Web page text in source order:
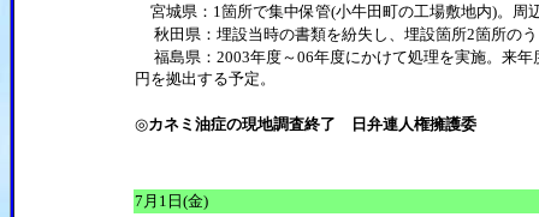
宮城県：1箇所で集中保管(小牛田町の工場敷地内)。周
秋田県：埋設当時の書類を紛失し、埋設箇所2箇所の
福島県：2003年度～06年度にかけて処理を実施。来
円を拠出する予定。
◎カネミ油症の現地調査終了 日弁連人権擁護委
7月1日(金)